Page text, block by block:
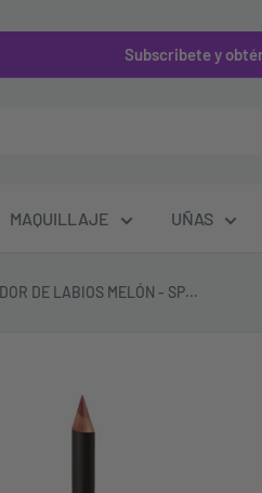
Subscribete y
MAQUILLAJE UÑAS
DE LABIOS MELÓN - SP...